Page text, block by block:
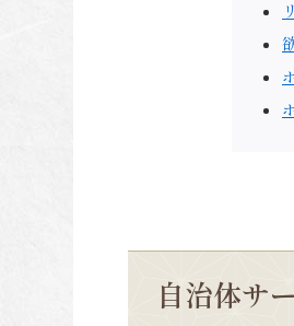
自治体サ